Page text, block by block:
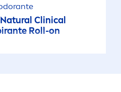
Natural Clinical
Roll-on